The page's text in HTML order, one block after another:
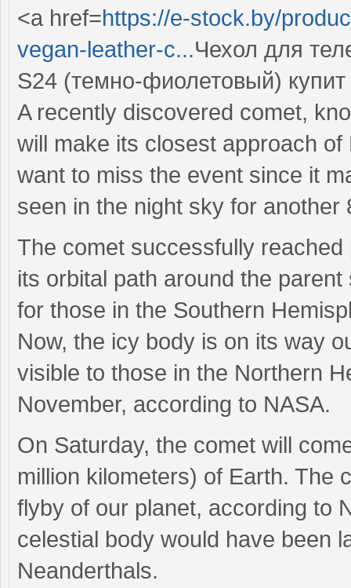
<a href=https://e-stock.by/
vegan-leather-c...Чехол для
S24 (темно-фиолетовый)
A recently discovered comet,
will make its closest approach of
want to miss the event since it
seen in the night sky for another
The comet successfully
its orbital path around the
for those in the Southern
Now, the icy body is on its way
visible to those in the Northern
November, according to NASA.
On Saturday, the comet will
million kilometers) of Earth. The
flyby of our planet, according to
celestial body would have been
Neanderthals.